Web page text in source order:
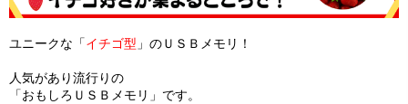
ユニークな「イチゴ型 」のＵＳＢメモリ！
人気があり流行りの
「おもしろＵＳＢメモリ」です。